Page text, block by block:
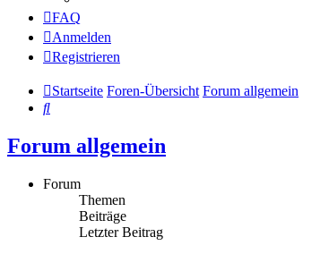
FAQ
Anmelden
Registrieren
Startseite Foren-Übersicht Forum allgemein
Suche
Forum allgemein
Forum
Themen
Beiträge
Letzter Beitrag